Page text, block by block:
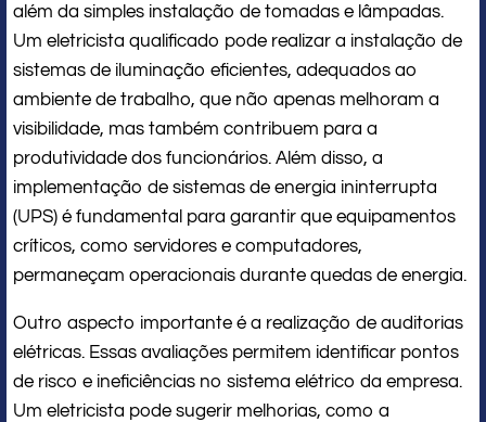
além da simples instalação de tomadas e lâmpadas.
Um eletricista qualificado pode realizar a instalação de
sistemas de iluminação eficientes, adequados ao
ambiente de trabalho, que não apenas melhoram a
visibilidade, mas também contribuem para a
produtividade dos funcionários. Além disso, a
implementação de sistemas de energia ininterrupta
(UPS) é fundamental para garantir que equipamentos
críticos, como servidores e computadores,
permaneçam operacionais durante quedas de energia.
Outro aspecto importante é a realização de auditorias
elétricas. Essas avaliações permitem identificar pontos
de risco e ineficiências no sistema elétrico da empresa.
Um eletricista pode sugerir melhorias, como a